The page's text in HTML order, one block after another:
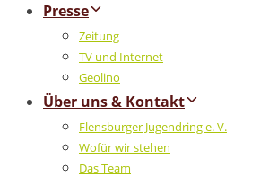
Presse
Zeitung
TV und Internet
Geolino
Über uns & Kontakt
Flensburger Jugendring e. V.
Wofür wir stehen
Das Team